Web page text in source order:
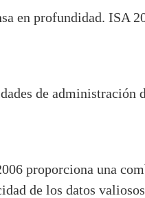
en profundidad. ISA
de administración
proporciona una
de los datos